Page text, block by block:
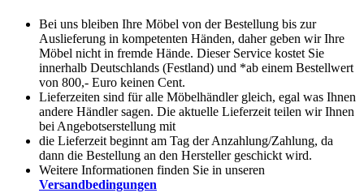
Bei uns bleiben Ihre Möbel von der Bestellung bis zur
Auslieferung in kompetenten Händen, daher geben wir Ihre
Möbel nicht in fremde Hände. Dieser Service kostet Sie
innerhalb Deutschlands (Festland) und *ab einem Bestellwert
von 800,- Euro keinen Cent.
Lieferzeiten sind für alle Möbelhändler gleich, egal was Ihnen
andere Händler sagen. Die aktuelle Lieferzeit teilen wir Ihnen
bei Angebotserstellung mit
die Lieferzeit beginnt am Tag der Anzahlung/Zahlung, da
dann die Bestellung an den Hersteller geschickt wird.
Weitere Informationen finden Sie in unseren
Versandbedingungen